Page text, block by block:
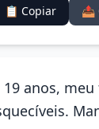
📋 Copiar 📤
anos,